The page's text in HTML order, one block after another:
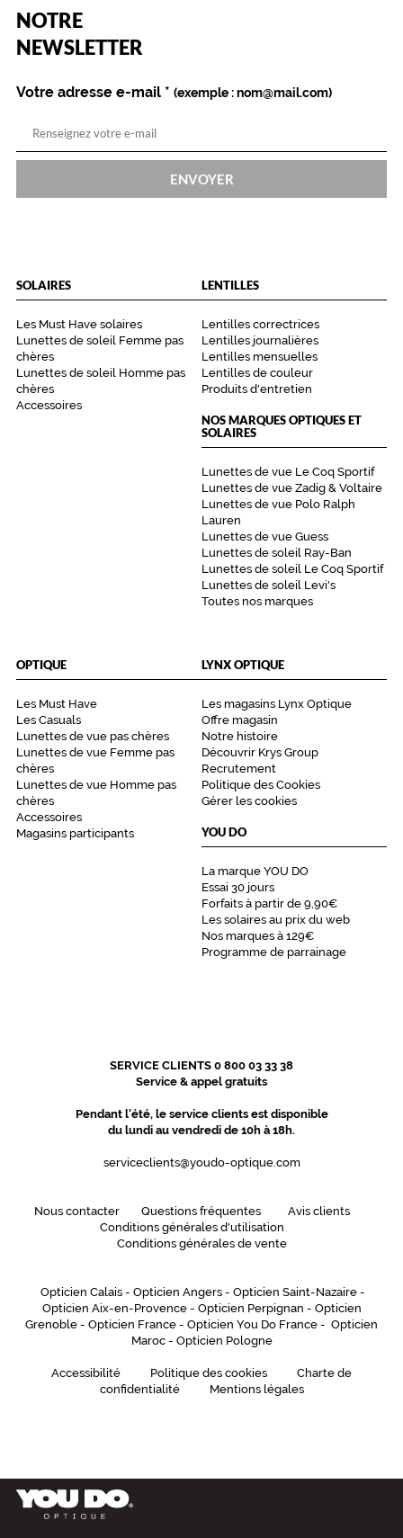
NOTRE
NEWSLETTER
Name
Votre adresse e-mail *
(Ce
champ
est
obligatoire)
(exemple : nom@mail.com)
ENVOYER
SOLAIRES
Les Must Have solaires
Lunettes de soleil Femme pas
chères
Lunettes de soleil Homme pas
chères
Accessoires
LENTILLES
Lentilles correctrices
Lentilles journalières
Lentilles mensuelles
Lentilles de couleur
Produits d'entretien
NOS MARQUES OPTIQUES ET
SOLAIRES
Lunettes de vue Le Coq Sportif
Lunettes de vue Zadig & Voltaire
Lunettes de vue Polo Ralph
Lauren
Lunettes de vue Guess
Lunettes de soleil Ray-Ban
Lunettes de soleil Le Coq Sportif
Lunettes de soleil Levi's
Toutes nos marques
OPTIQUE
Les Must Have
Les Casuals
Lunettes de vue pas chères
Lunettes de vue Femme pas
chères
Lunettes de vue Homme pas
chères
Accessoires
Magasins participants
LYNX OPTIQUE
Les magasins Lynx Optique
Offre magasin
Notre histoire
Découvrir Krys Group
Recrutement
Politique des Cookies
Gérer les cookies
YOU DO
La marque YOU DO
Essai 30 jours
Forfaits à partir de 9,90€
Les solaires au prix du web
Nos marques à 129€
Programme de parrainage
SERVICE CLIENTS 0 800 03 33 38
Service & appel gratuits
Pendant l'été, le service clients est disponible
du lundi au vendredi de 10h à 18h.
serviceclients@youdo-optique.com
Nous contacter Questions fréquentes
Avis clients
Conditions générales d'utilisation
Conditions générales de vente
Opticien Calais - Opticien Angers - Opticien Saint-Nazaire -
Opticien Aix-en-Provence- Opticien Perpignan - Opticien
Grenoble - Opticien France - Opticien You Do France - Opticien
Maroc- Opticien Pologne
Accessibilité Politique des cookies
Charte de
confidentialité
Mentions légales